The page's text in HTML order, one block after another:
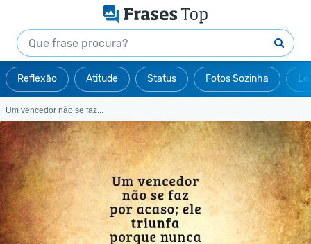
Reflexão Atitude Status Fotos Sozinha
Um vencedor não se faz...